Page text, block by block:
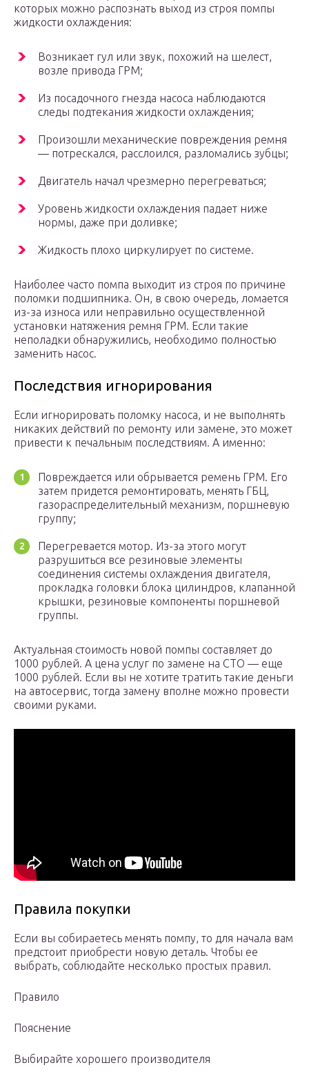
которых можно распознать выход из строя помпы
жидкости охлаждения:
Возникает гул или звук, похожий на шелест,
возле привода ГРМ;
Из посадочного гнезда насоса наблюдаются
следы подтекания жидкости охлаждения;
Произошли механические повреждения ремня
— потрескался, расслоился, разломались зубцы;
Двигатель начал чрезмерно перегреваться;
Уровень жидкости охлаждения падает ниже
нормы, даже при доливке;
Жидкость плохо циркулирует по системе.
Наиболее часто помпа выходит из строя по причине
поломки подшипника. Он, в свою очередь, ломается
из-за износа или неправильно осуществленной
установки натяжения ремня ГРМ. Если такие
неполадки обнаружились, необходимо полностью
заменить насос.
Последствия игнорирования
Если игнорировать поломку насоса, и не выполнять
никаких действий по ремонту или замене, это может
привести к печальным последствиям. А именно:
Повреждается или обрывается ремень ГРМ. Его
затем придется ремонтировать, менять ГБЦ,
газораспределительный механизм, поршневую
группу;
Перегревается мотор. Из-за этого могут
разрушиться все резиновые элементы
соединения системы охлаждения двигателя,
прокладка головки блока цилиндров, клапанной
крышки, резиновые компоненты поршневой
группы.
Актуальная стоимость новой помпы составляет до
1000 рублей. А цена услуг по замене на СТО — еще
1000 рублей. Если вы не хотите тратить такие деньги
на автосервис, тогда замену вполне можно провести
своими руками.
Правила покупки
Если вы собираетесь менять помпу, то для начала вам
предстоит приобрести новую деталь. Чтобы ее
выбрать, соблюдайте несколько простых правил.
Правило
Пояснение
Выбирайте хорошего производителя